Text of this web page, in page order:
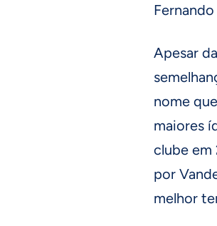
Apesar
nome
maiores
clube em
por
melhor